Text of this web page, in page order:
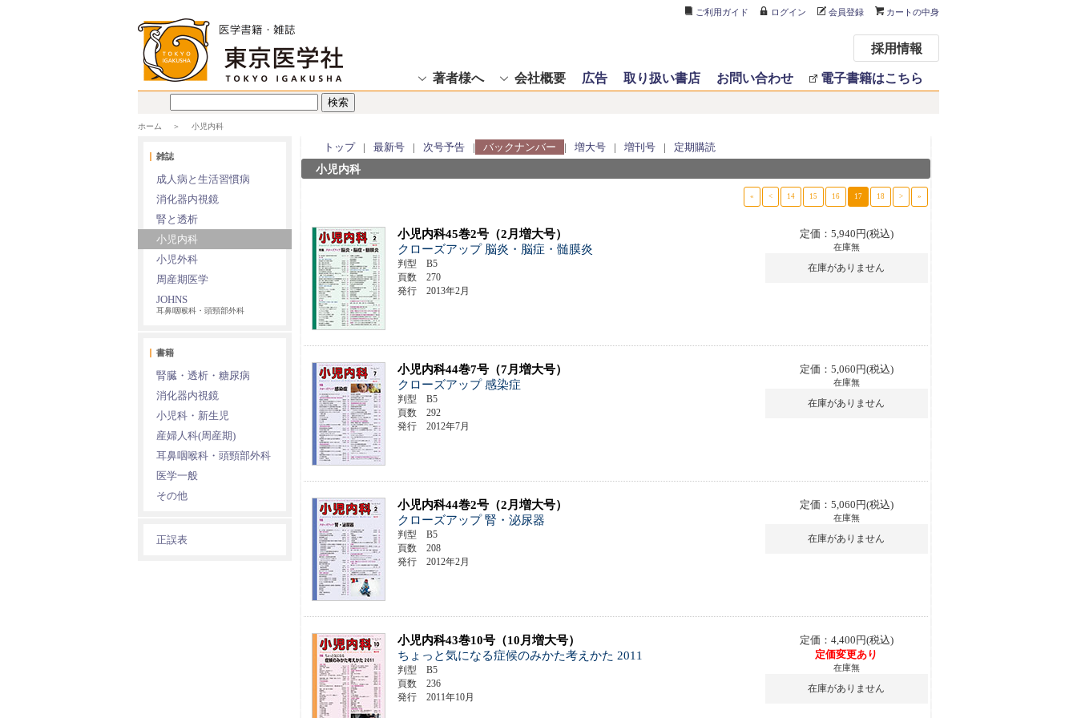
ご利用ガイド ログイン 会員登録 カートの中身
著者様へ 会社概要 広告 取り扱い書店 お問い合わせ 電子書籍はこちら
採用情報
ホーム 小児内科
雑誌
成人病と生活習慣病
消化器内視鏡
腎と透析
小児内科
小児外科
周産期医学
JOHNS
耳鼻咽喉科・頭頸部外科
書籍
腎臓・透析・糖尿病
消化器内視鏡
小児科・新生児
産婦人科(周産期)
耳鼻咽喉科・頭頸部外科
医学一般
その他
正誤表
トップ | 最新号 | 次号予告 | バックナンバー | 増大号 | 増刊号 |
定期購読
小児内科
« < 14 15 16 17 18 > »
小児内科45巻2号（2月増大号）
クローズアップ 脳炎・脳症・髄膜炎
判型 B5
頁数 270
発行 2013年2月
定価：5,940円(税込)
在庫無
在庫がありません
小児内科44巻7号（7月増大号）
クローズアップ 感染症
判型 B5
頁数 292
発行 2012年7月
定価：5,060円(税込)
在庫無
在庫がありません
小児内科44巻2号（2月増大号）
クローズアップ 腎・泌尿器
判型 B5
頁数 208
発行 2012年2月
定価：5,060円(税込)
在庫無
在庫がありません
小児内科43巻10号（10月増大号）
ちょっと気になる症候のみかた考えかた 2011
判型 B5
頁数 236
発行 2011年10月
定価：4,400円(税込)
定価変更あり
在庫無
在庫がありません